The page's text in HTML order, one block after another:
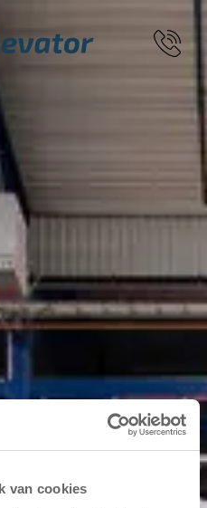
van cookies
von gebrauchten
ist üblich, wenn
ein Umzug ansteht oder in
Ein gebrauchter
voll ausgelas
für unser
Kauf eines